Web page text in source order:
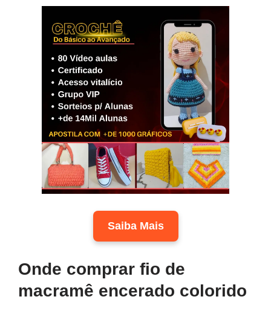
Saiba Mais
Onde comprar fio de
macramê encerado colorido